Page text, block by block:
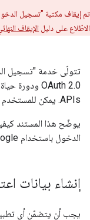
الاطّلاع على دليل الإيقاف النهائي
APIs. يمكن للمستخدم في أي وقت
يوضّح هذا المستند
الدخول باستخدام Google".
إنشاء بيانات